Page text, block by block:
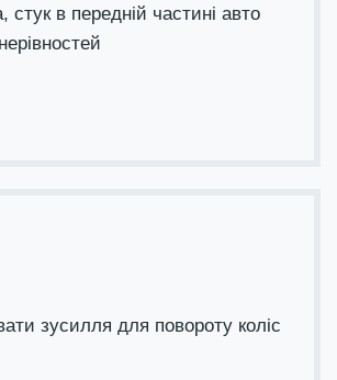
стук в передній частині авто
зусилля для повороту коліс